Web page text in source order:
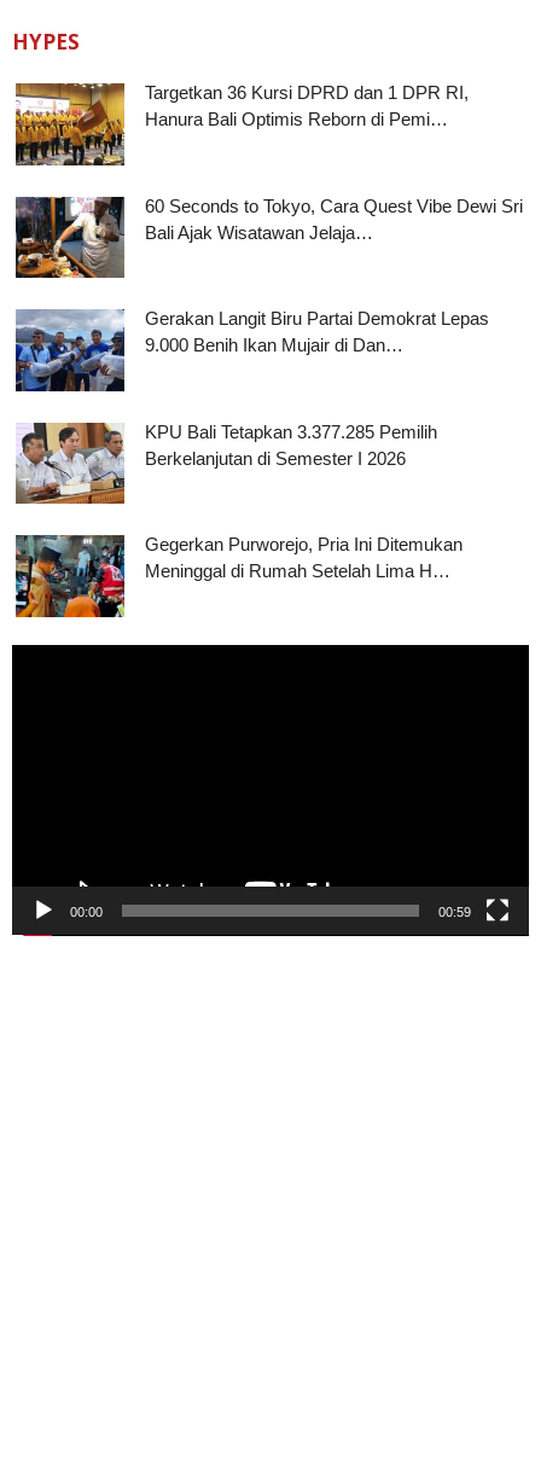
HYPES
Targetkan 36 Kursi DPRD dan 1 DPR RI,
Hanura Bali Optimis Reborn di Pemi…
60 Seconds to Tokyo, Cara Quest Vibe Dewi Sri
Bali Ajak Wisatawan Jelaja…
Gerakan Langit Biru Partai Demokrat Lepas
9.000 Benih Ikan Mujair di Dan…
KPU Bali Tetapkan 3.377.285 Pemilih
Berkelanjutan di Semester I 2026
Gegerkan Purworejo, Pria Ini Ditemukan
Meninggal di Rumah Setelah Lima H…
00:00 00:59